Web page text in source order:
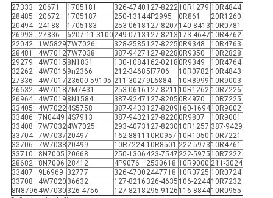
27333 20671 1705181 326-4740 127-822210R1279 10R4844
28485
20672 1705187 250-13144P2995 0R861
20R1260
20494
24188 1705183 253-0618 127-8207 140-8413 10R0781
26993
27836 6207-11-3100 249-0713 127-8213 173-4647 10R4762
22042
1W58297W7026 328-2585 127-8225 0R9348
10R4763
28481
4W70127W7038 387-9427 127-8228 0R9350
10R2828
29279
4W7015 8N1831 130-1084162-0218 0R9349
10R4764
32262
4W7016 9n2366 212-34685I7706 10R0782 10R4843
27336
4W7017 23600-59105 211-3027 9L6884 10R8999 10R9003
26632
4W70187M7431 253-0616 127-8211 10R1262 10R7226
26964
4W7019 8N1584 387-9247 127-8205 0R4970
10R7225
33405
4W70224S5758 387-9433 127-8209 160-169410R9002
33406
7N0449 4S7913 387-9432127-8220 0R9807
10R9001
33408
7W70324W7025 293-4073 127-8230 10R1257 387-9429
33704
7W7037 20497 162-8811 10R0957 10R1050 10R7221
33706
7W7038 20499 10R7224 10R8501 222-5973 10R4761
33710
8N7005 20668 250-1306 423-7547 222-5975 10R7222
28682
8N7006 28412 4P9076 2530618 10R9000 211-3024
33407
9L6969 32777 326-4700 2447718 10R0725 10R0724
33708
4W7020 36632 127-8216 326-4635 106-224410R7232
8N8796 4W7030 326-4756 127-8218 295-9126 116-884410R0955